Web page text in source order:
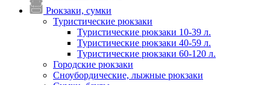
Рюкзаки, сумки
Туристические рюкзаки
Туристические рюкзаки 10-39 л.
Туристические рюкзаки 40-59 л.
Туристические рюкзаки 60-120 л.
Городские рюкзаки
Сноубордические, лыжные рюкзаки